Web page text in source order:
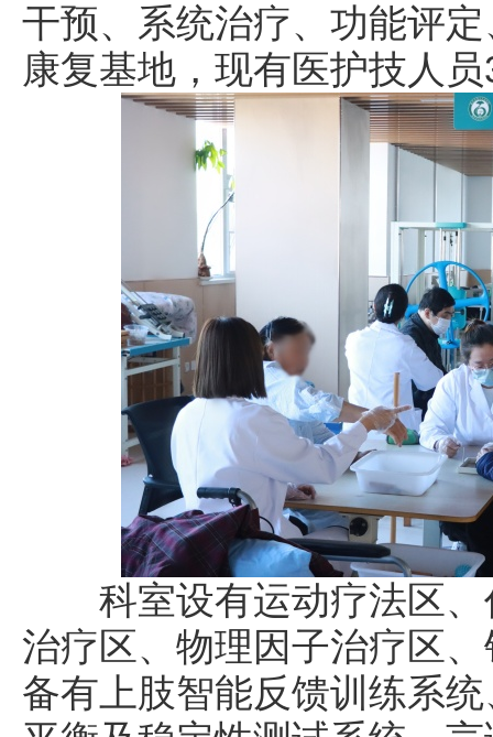
干预、系统治疗、功能评
康复基地，现有医护技人
科室设有运动疗法区、
治疗区、物理因子治疗区
备有上肢智能反馈训练系